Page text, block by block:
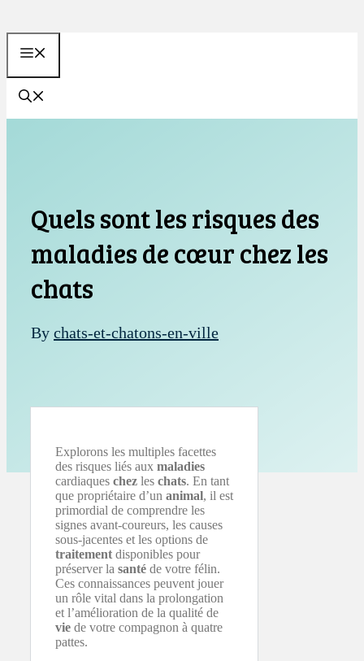
Aller
Quels sont les risques des
maladies de cœur chez les
chats
By chats-et-chatons-en-ville
Explorons les multiples facettes
des risques liés aux maladies
cardiaques chez les chats. En tant
que propriétaire d’un animal, il est
primordial de comprendre les
signes avant-coureurs, les causes
sous-jacentes et les options de
traitement disponibles pour
préserver la santé de votre félin.
Ces connaissances peuvent jouer
un rôle vital dans la prolongation
et l’amélioration de la qualité de
vie de votre compagnon à quatre
pattes.